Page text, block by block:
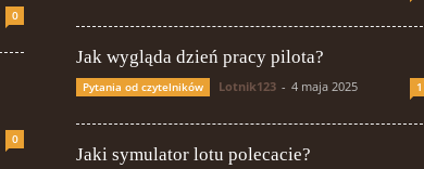
0
0
Jak wygląda dzień pracy pilota?
Pytania od czytelników Lotnik123 - 4 maja 2025 1
Jaki symulator lotu polecacie?